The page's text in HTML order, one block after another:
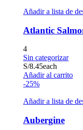
Añadir a lista de
Atlantic
4
Sin categorizar
S/8.45each
Añadir al carrito
-25%
Añadir a lista de
Aubergine